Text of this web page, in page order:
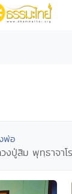
พ่อ
งปู่สิม พุทฺธาจาโ